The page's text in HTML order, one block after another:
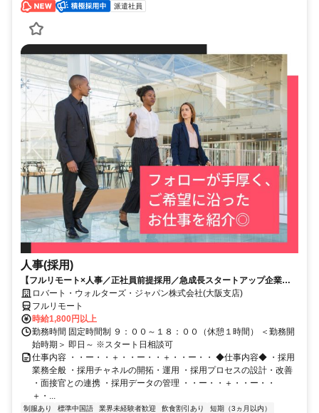
派遣社員
人事(採用)
【フルリモート×人事／正社員前提採用／急成長スタートアップ企業／
英語】Robert Walters
ロバート・ウォルターズ・ジャパン株式会社(大阪支店)
フルリモート
時給1,800円以上
勤務時間 固定時間制 ９：００～１８：００（休憩１時間） ＜勤務開
始時期＞ 即日～ ※スタート日相談可
仕事内容 ・・ー・・＋・・ー・・＋・・ー・・ ◆仕事内容◆ ・採用
業務全般 ・採用チャネルの開拓・運用 ・採用プロセスの設計・改善
・面接官との連携 ・採用データの管理 ・・ー・・＋・・ー・・
＋・...
制服あり 標準中国語 業界未経験者歓迎 飲食割引あり
短期（3ヵ月以内）